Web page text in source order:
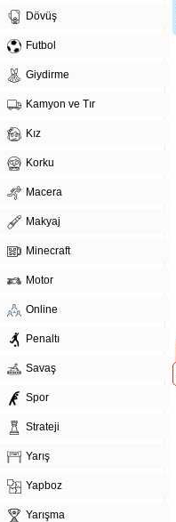
Dövüş
Futbol
Giydirme
Kamyon ve Tır
Kız
Korku
Macera
Makyaj
Minecraft
Motor
Online
Penaltı
Savaş
Spor
Strateji
Yarış
Yapboz
Yarışma